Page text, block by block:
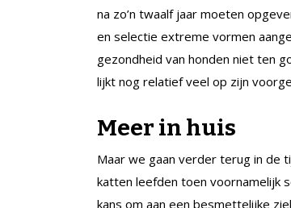
na zo’n twaalf jaar moeten
en selectie extreme vormen
gezondheid van honden niet ten
lijkt nog relatief veel op zijn
Meer in huis
Maar we gaan verder terug in de
katten leefden toen voornamelijk
kans om aan een besmettelijke